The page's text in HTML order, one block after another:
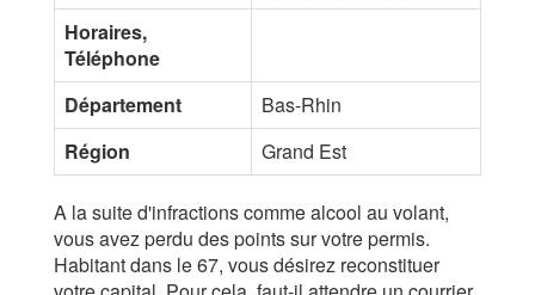
Horaires,
Téléphone
Département
Bas-Rhin
Région
Grand Est
A la suite d'infractions comme alcool au volant,
vous avez perdu des points sur votre permis.
Habitant dans le 67, vous désirez reconstituer